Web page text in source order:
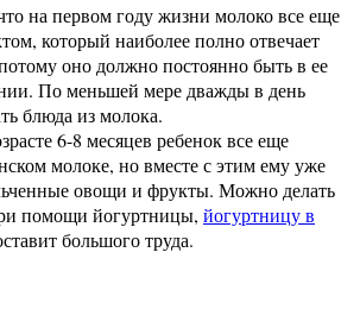
на первом году жизни молоко все еще
который наиболее полно отвечает
оно должно постоянно быть в ее
По меньшей мере дважды в день
блюда из молока.
6-8 месяцев ребенок все еще
молоке, но вместе с этим ему уже
овощи и фрукты. Можно делать
помощи йогуртницы, йогуртницу в
большого труда.